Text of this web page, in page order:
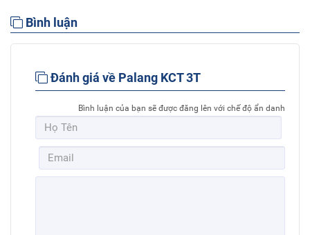
Bình luận
Đánh giá về Palang KCT 3T
Bình luận của bạn sẽ được đăng lên với chế độ ẩn danh